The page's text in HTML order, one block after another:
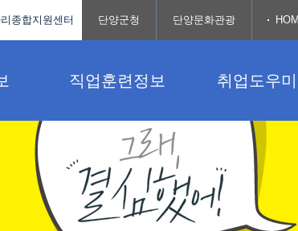
직업훈련정보 취업도우미
종합지원센터 단양군청 단양문화관광